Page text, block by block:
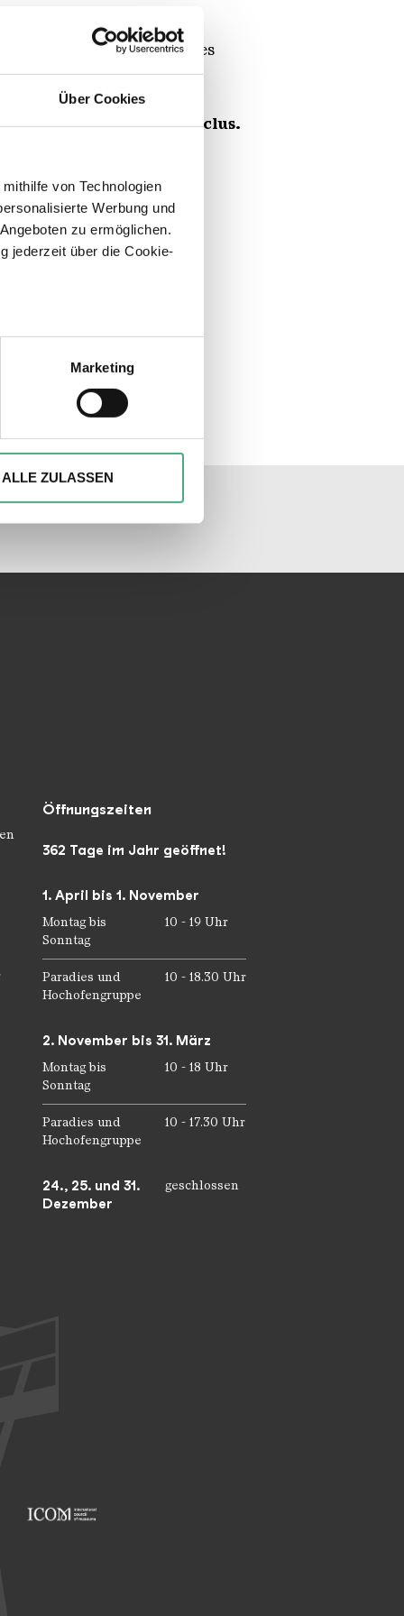
Über Cookies
von Technologien
Werbung und
zu ermöglichen.
jederzeit über die Cookie-
können
Präferenzen imAbschnitt
anbieten zu können und
Verwendung unserer
Marketing
ALLE ZULASSEN
les halls et les machines
? Et quel était le sort des
jusqu'à 18 ans inclus.
Öffnungszeiten
362 Tage im Jahr geöffnet!
1. April bis 1. November
Montag bis
Sonntag
10 - 19 Uhr
Paradies und
Hochofengruppe
10 - 18.30 Uhr
2. November bis 31. März
Montag bis
Sonntag
10 - 18 Uhr
Paradies und
Hochofengruppe
10 - 17.30 Uhr
24., 25. und 31.
Dezember
geschlossen